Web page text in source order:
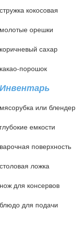
стружка кокосовая
молотые орешки
коричневый сахар
какао-порошок
Инвентарь
мясорубка или блендер
глубокие емкости
варочная поверхность
столовая ложка
нож для консервов
блюдо для подачи